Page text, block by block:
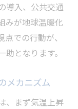
導入、公共交通
みが地球温暖化
での行動が、
となります。
メカニズム
、まず気温上昇